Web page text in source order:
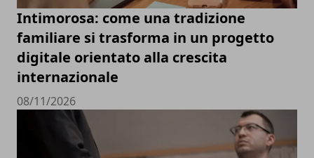
Intimorosa: come una tradizione
familiare si trasforma in un progetto
digitale orientato alla crescita
internazionale
08/11/2026